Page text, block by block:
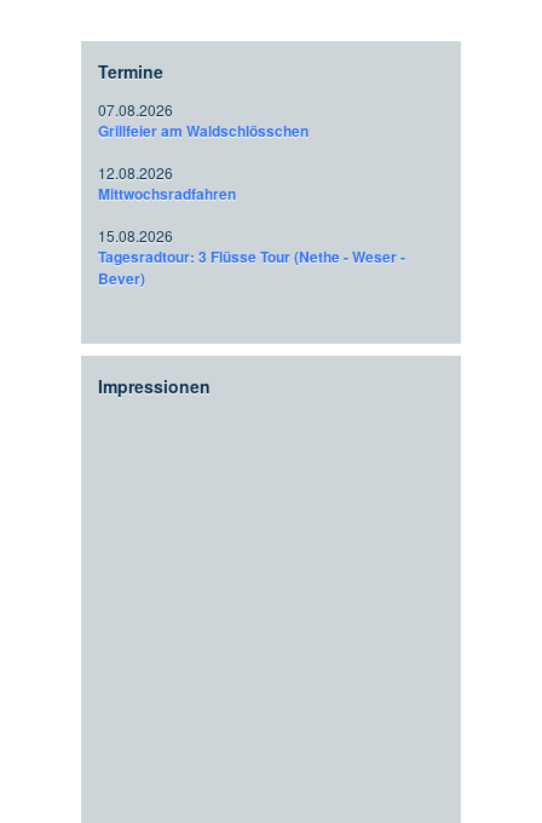
Termine
07.08.2026
Grillfeier am Waldschlösschen
12.08.2026
Mittwochsradfahren
15.08.2026
Tagesradtour: 3 Flüsse Tour (Nethe - Weser -
Bever)
Impressionen